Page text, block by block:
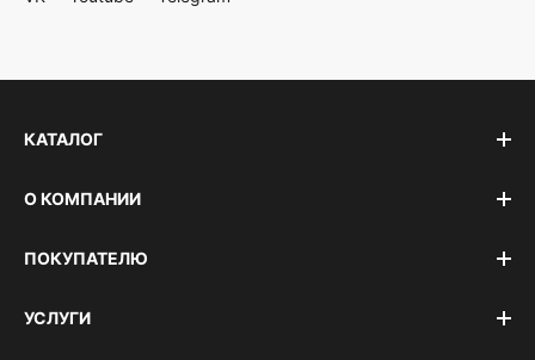
КАТАЛОГ
О КОМПАНИИ
ПОКУПАТЕЛЮ
УСЛУГИ